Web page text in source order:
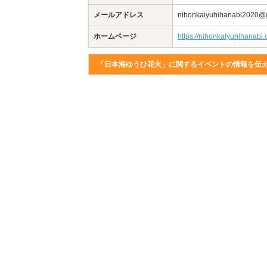
メールアドレス
ホームページ https://
「日本海ゆうひ花火」に関するイベントの情報を伝